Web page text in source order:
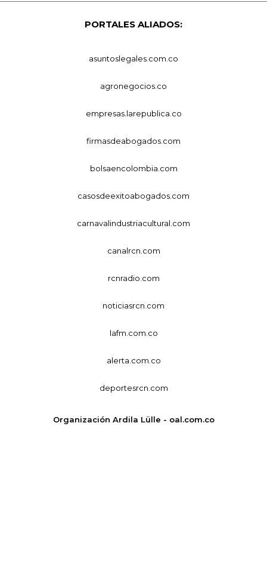
PORTALES ALIADOS:
asuntoslegales.com.co
agronegocios.co
empresas.larepublica.co
firmasdeabogados.com
bolsaencolombia.com
casosdeexitoabogados.com
carnavalindustriacultural.com
canalrcn.com
rcnradio.com
noticiasrcn.com
lafm.com.co
alerta.com.co
deportesrcn.com
Organización Ardila Lülle - oal.com.co